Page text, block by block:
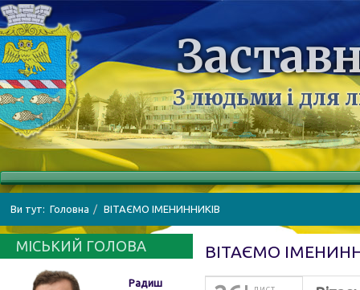
З людьми і для
Ви тут: Головна ВІТАЄМО ІМЕНИННИКІВ
МІСЬКИЙ ГОЛОВА
Радиш
ВІТАЄМО